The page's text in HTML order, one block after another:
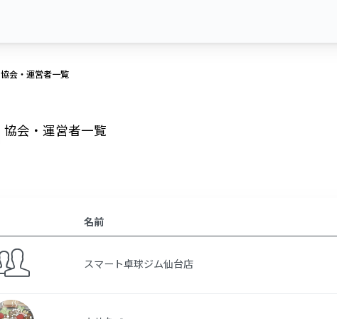
協会・運営者一覧
協会・運営者一覧
名前
スマート卓球ジム仙台店